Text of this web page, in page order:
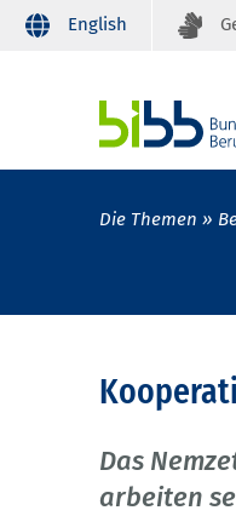
English
Die Themen
Das
arbeiten